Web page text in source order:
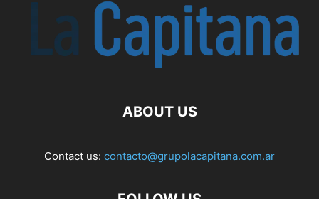
ABOUT US
Contact us: contacto@grupolacapitana.com.ar